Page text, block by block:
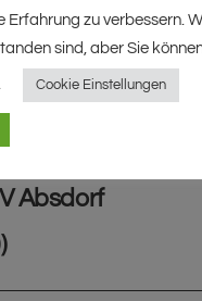
Seitenstetten
Absdorf
Erfahrung zu verbessern.
sind, aber Sie
Cookie Einstellungen